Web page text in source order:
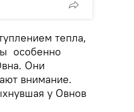
тепла,
особенно
Они
внимание.
у Овнов